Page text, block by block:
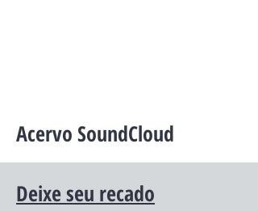
Acervo SoundCloud
Deixe seu recado